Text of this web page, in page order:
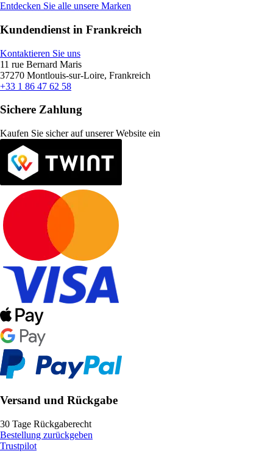
Entdecken Sie alle unsere Marken
Kundendienst in Frankreich
Kontaktieren Sie uns
11 rue Bernard Maris
37270 Montlouis-sur-Loire, Frankreich
+33 1 86 47 62 58
Sichere Zahlung
Kaufen Sie sicher auf unserer Website ein
Versand und Rückgabe
30 Tage Rückgaberecht
Bestellung zurückgeben
Trustpilot